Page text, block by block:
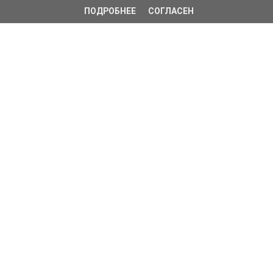
ПОДРОБНЕЕ СОГЛАСЕН